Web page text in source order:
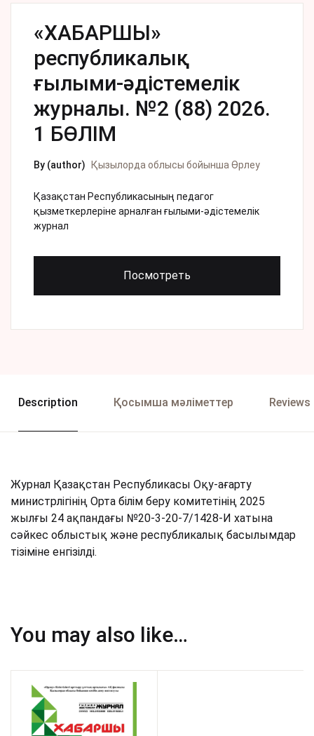
«ХАБАРШЫ»
республикалық
ғылыми-әдістемелік
журналы. №2 (88) 2026.
1 БӨЛІМ
By (author) Қызылорда облысы бойынша Өрлеу
Қазақстан Республикасының педагог
қызметкерлеріне арналған ғылыми-әдістемелік
журнал
Посмотреть
Description Қосымша мәліметтер Reviews
Журнал Қазақстан Республикасы Оқу-ағарту
министрлігінің Орта білім беру комитетінің 2025
жылғы 24 ақпандағы №20-3-20-7/1428-И хатына
сәйкес облыстық және республикалық басылымдар
тізіміне енгізілді.
You may also like…